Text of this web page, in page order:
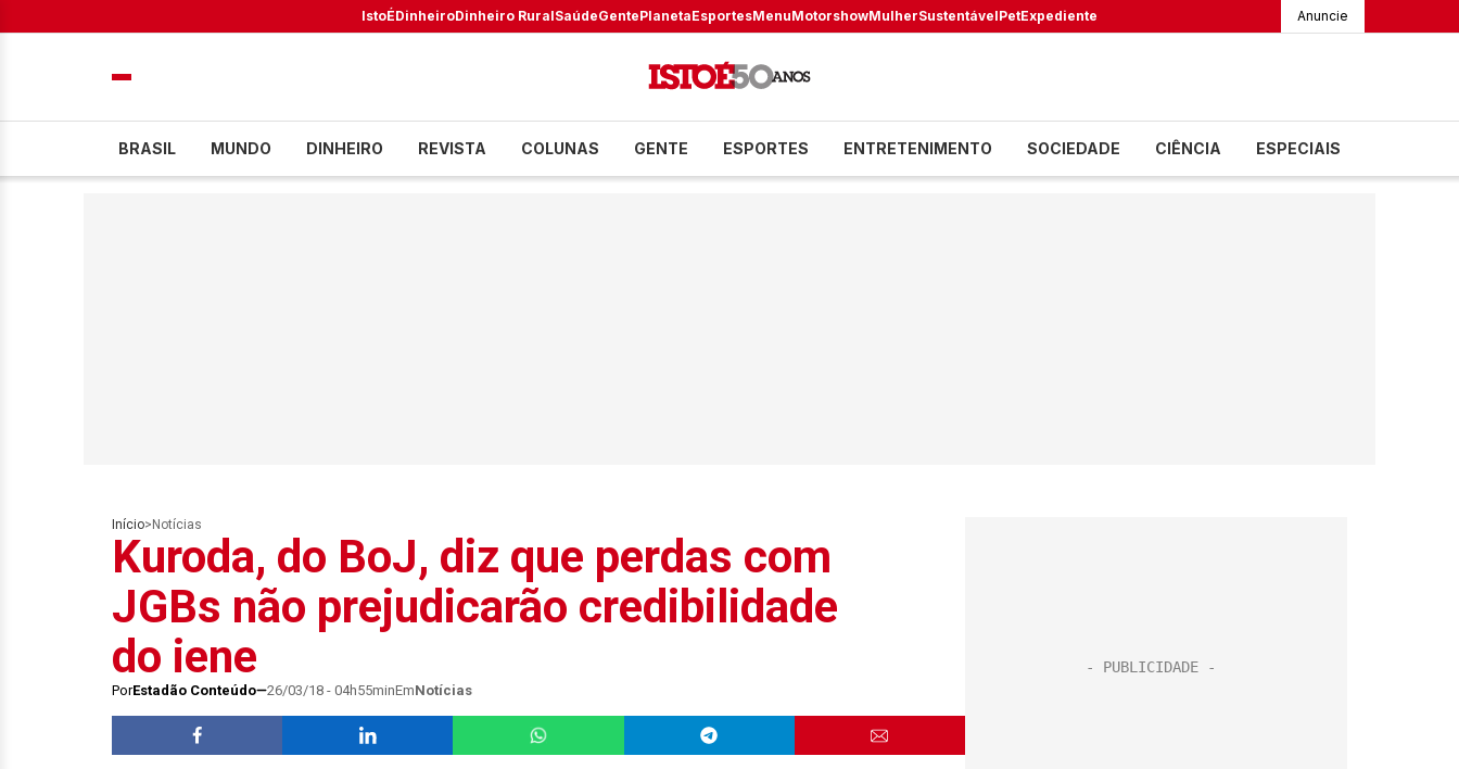
IstoÉDinheiroDinheiro RuralSaúdeGentePlanetaEsportesMenuMotorshowMulherSustentávelPetExpediente Anuncie
BRASIL MUNDO DINHEIRO REVISTA COLUNAS GENTE ESPORTES ENTRETENIMENTO SOCIEDADE CIÊNCIA ESPECIAIS
Início> Notícias
Kuroda, do BoJ, diz que perdas com
JGBs não prejudicarão credibilidade
do iene
PorEstadão Conteúdo 26/03/18 - 04h55minEmNotícias